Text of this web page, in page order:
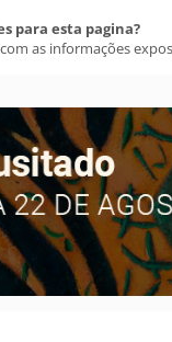
para esta pagina?
as informações